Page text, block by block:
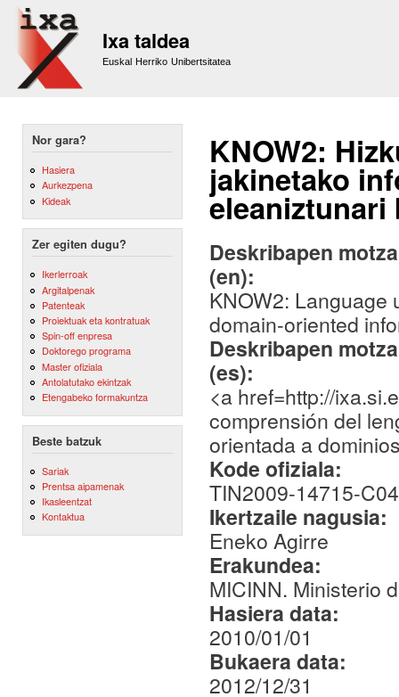
Ixa taldea
Euskal Herriko Unibertsitatea
Nor gara?
Hasiera
Aurkezpena
Kideak
Zer egiten dugu?
Ikerlerroak
Argitalpenak
Patenteak
Proiektuak eta kontratuak
Spin-off enpresa
Doktorego programa
Master ofiziala
Antolatutako ekintzak
Etengabeko formakuntza
Beste batzuk
Sariak
Prentsa aipamenak
Ikasleentzat
Kontaktua
KNOW2:
jakinetako
eleaniztunari
Deskribapen
(en):
KNOW2: Language
domain-oriented
Deskribapen
(es):
<a href=http://
comprensión del
orientada a
Kode ofiziala:
TIN2009-14715-
Ikertzaile nagusia:
Eneko Agirre
Erakundea:
MICINN. Ministerio
Hasiera data:
2010/01/01
Bukaera data:
2012/12/31